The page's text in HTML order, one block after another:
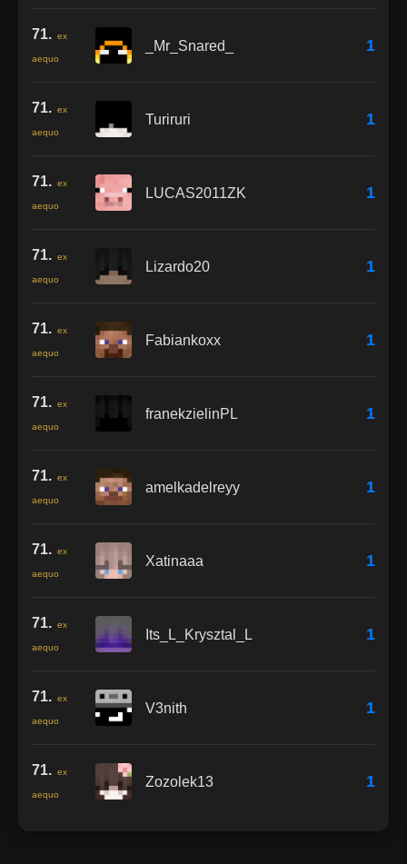
71. ex
aequo
_Mr_Snared_ 1
71. ex
aequo
Turiruri 1
71. ex
aequo
LUCAS2011ZK 1
71. ex
aequo
Lizardo20 1
71. ex
aequo
Fabiankoxx 1
71. ex
aequo
franekzielinPL 1
71. ex
aequo
amelkadelreyy 1
71. ex
aequo
Xatinaaa 1
71. ex
aequo
Its_L_Krysztal_L 1
71. ex
aequo
V3nith 1
71. ex
aequo
Zozolek13 1